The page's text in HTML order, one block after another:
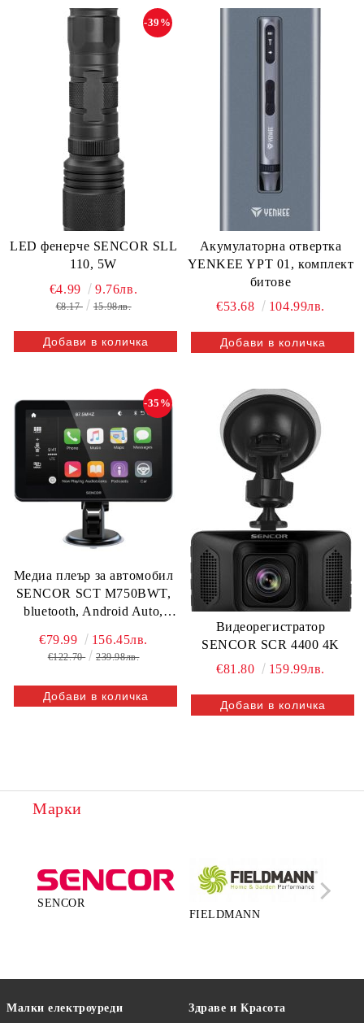
LED фенерче SENCOR SLL
110, 5W
-39%
€4.99 9.76лв.
€8.17 15.98лв.
Акумулаторна отвертка
YENKEE YPT 01, комплект
битове
€53.68
104.99лв.
Медиа плеър за автомобил
SENCOR SCT M750BWT,
bluetooth, Android Auto,
-35%
€79.99 156.45лв.
€122.70 239.98лв.
Видеорегистратор
SENCOR SCR 4400 4K
€81.80
159.99лв.
Марки
SENCOR
FIELDMANN
Малки електроуреди Здраве и Красота